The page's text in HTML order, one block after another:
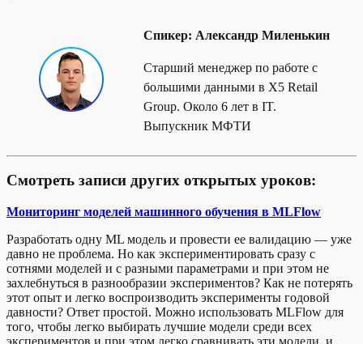
Спикер: Александр Миленькин
Старший менеджер по работе с
большими данными в X5 Retail
Group. Около 6 лет в IT.
Выпускник МФТИ
Смотреть записи других открытых уроков:
Мониторинг моделей машинного обучения в MLFlow
Разработать одну ML модель и провести ее валидацию — уже
давно не проблема. Но как экспериментировать сразу с
сотнями моделей и с разными параметрами и при этом не
захлебнуться в разнообразии экспериментов? Как не потерять
этот опыт и легко воспроизводить эксперименты годовой
давности? Ответ простой. Можно использовать MLFlow для
того, чтобы легко выбирать лучшие модели среди всех
экспериментов и при этом легко сравнивать эти модели, и